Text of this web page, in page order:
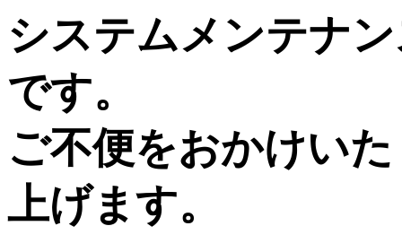
システムメンテナ
です。
ご不便をおかけい
上げます。